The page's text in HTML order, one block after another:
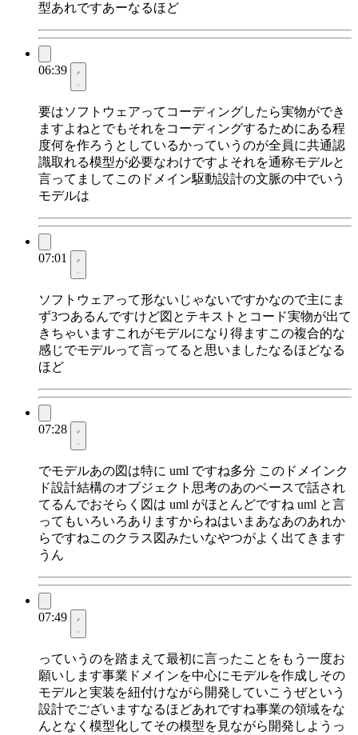
型あれですあーなるほど
06:39
要はソフトウェアってコーディングしたら実物ができ
ますよねとでもそれをコーディングするためにある程
度何を作ろうとしているかっていうのが全員に共通認
識取れる模型が必要なわけですよそれを通称モデルと
言ってましてこのドメイン駆動設計の文脈の中でいう
モデルは
07:01
ソフトウェアって形ないじゃないですかなので主にま
ず3つあるんですけど図とテキストとコード実物が出て
きちゃいますこれがモデルになり得ますこの複合的な
感じでモデルって言ってると思いましたなるほどなる
ほど
07:28
でモデルあの図は特に uml ですね多分 このドメインク
ド設計結構のオブジェクト思考のあのベースで話され
てるんでおそらく図は uml がほとんどですね uml と言
ってもいろいろありますからねはいまあなあのあれか
らですねこのクラス図みたいなやつがよく出てきます
うん
07:49
っていうのを踏まえて最初に言ったことをもう一度お
願いします事業ドメインを中心にモデルを作成しその
モデルと実装を紐付けながら開発していこうぜという
設計でございますなるほどあれですね事業の領域をな
んとなく模型化してその模型を見ながら開発しようっ